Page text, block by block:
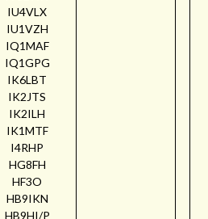
IU4VLX
IU1VZH
IQ1MAF
IQ1GPG
IK6LBT
IK2JTS
IK2ILH
IK1MTF
I4RHP
HG8FH
HF3O
HB9IKN
HB9HI/P